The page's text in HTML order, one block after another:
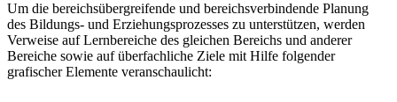
Um die bereichsübergreifende und bereichsverbindende Planung
des Bildungs- und Erziehungsprozesses zu unterstützen, werden
Verweise auf Lernbereiche des gleichen Bereichs und anderer
Bereiche sowie auf überfachliche Ziele mit Hilfe folgender
grafischer Elemente veranschaulicht: